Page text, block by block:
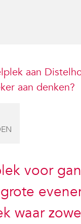
aan
aan denken?
voor
waar